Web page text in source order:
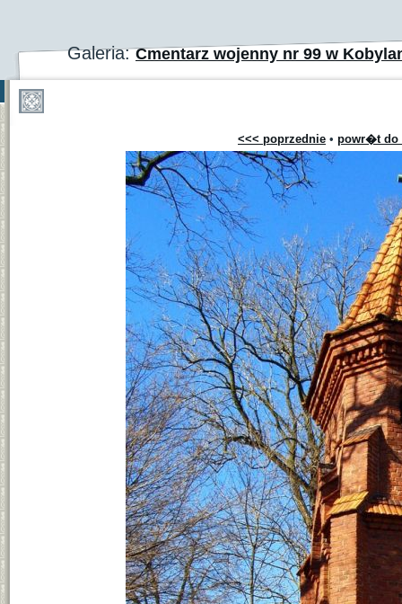
Galeria:Cmentarz wojenny nr 99 w
<<< poprzednie • powr�t do